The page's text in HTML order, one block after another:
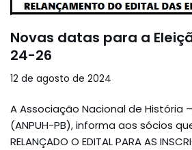
Novas datas para a
24-26
12 de agosto de 2024
A Associação Nacional de História
(ANPUH-PB), informa aos sócios que
RELANÇADO O EDITAL PARA AS